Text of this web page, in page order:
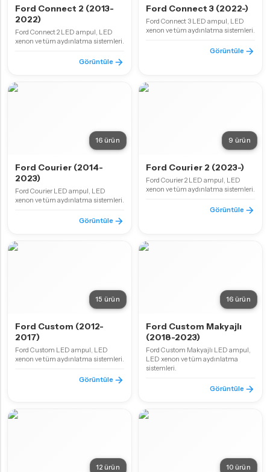
Ford Connect 2 (2013-
2022)
Ford Connect 2 LED ampul, LED
xenon ve tüm aydınlatma sistemleri.
Görüntüle
Ford Connect 3 (2022-)
Ford Connect 3 LED ampul, LED
xenon ve tüm aydınlatma sistemleri.
Görüntüle
16 ürün
Ford Courier (2014-
2023)
Ford Courier LED ampul, LED
xenon ve tüm aydınlatma sistemleri.
Görüntüle
9 ürün
Ford Courier 2 (2023-)
Ford Courier 2 LED ampul, LED
xenon ve tüm aydınlatma sistemleri.
Görüntüle
15 ürün
Ford Custom (2012-
2017)
Ford Custom LED ampul, LED
xenon ve tüm aydınlatma sistemleri.
Görüntüle
16 ürün
Ford Custom Makyajlı
(2018-2023)
Ford Custom Makyajlı LED ampul,
LED xenon ve tüm aydınlatma
sistemleri.
Görüntüle
12 ürün 10 ürün